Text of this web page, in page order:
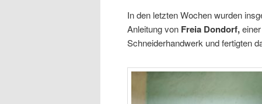
wechseln
In den letzten Wochen wurden
Anleitung von Freia Dondorf,
Schneiderhandwerk und fertigten